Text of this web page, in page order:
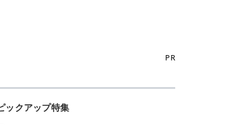
PR
ックアップ特集